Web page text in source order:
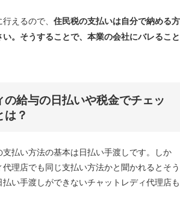
えるので、 住民税の支払いは自分で納める方
。そうすることで、本業の会社にバレること
の給与の日払いや税金でチェッ
？
払い方法の基本は日払い手渡しです。しか
理店でも同じ支払い方法かと聞かれるとそう
い手渡しができないチャットレディ代理店も